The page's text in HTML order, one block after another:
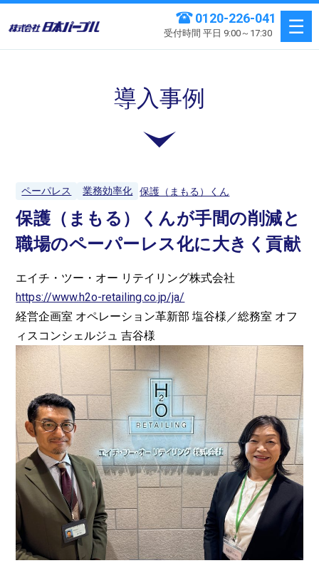
0120-226-041
受付時間 平日 9:00～17:30
導入事例
ペーパレス 業務効率化 保護（まもる）くん
保護（まもる）くんが手間の削減と
職場のペーパーレス化に大きく貢献
エイチ・ツー・オー リテイリング株式会社
https://www.h2o-retailing.co.jp/ja/
経営企画室 オペレーション革新部 塩谷様／総務室 オフ
ィスコンシェルジュ 吉谷様